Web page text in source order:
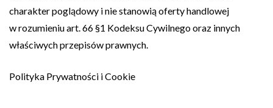
charakter poglądowy i nie stanowią oferty handlowej
w rozumieniu art. 66 §1 Kodeksu Cywilnego oraz innych
właściwych przepisów prawnych.
Polityka Prywatności i Cookie